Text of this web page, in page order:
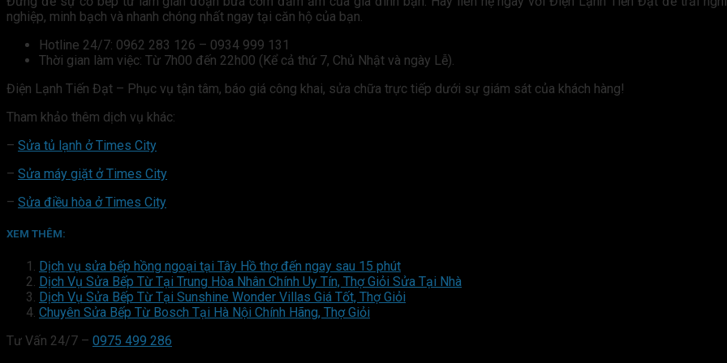
nghiệp, minh bạch và nhanh chóng nhất ngay tại căn hộ của bạn.
Hotline 24/7: 0962 283 126 – 0934 999 131
Thời gian làm việc: Từ 7h00 đến 22h00 (Kể cả thứ 7, Chủ Nhật và ngày Lễ).
Điện Lạnh Tiến Đạt – Phục vụ tận tâm, báo giá công khai, sửa chữa trực tiếp dưới sự giám sát của khách hàng!
Tham khảo thêm dịch vụ khác:
– Sửa tủ lạnh ở Times City
– Sửa máy giặt ở Times City
– Sửa điều hòa ở Times City
XEM THÊM:
Dịch vụ sửa bếp hồng ngoại tại Tây Hồ thợ đến ngay sau 15 phút
Dịch Vụ Sửa Bếp Từ Tại Trung Hòa Nhân Chính Uy Tín, Thợ Giỏi Sửa Tại Nhà
Dịch Vụ Sửa Bếp Từ Tại Sunshine Wonder Villas Giá Tốt, Thợ Giỏi
Chuyên Sửa Bếp Từ Bosch Tại Hà Nội Chính Hãng, Thợ Giỏi
Tư Vấn 24/7 – 0975 499 286